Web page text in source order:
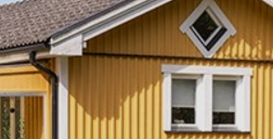
NYPRODUKTION
MAGASIN R.O.K
KONTAKTA OSS
GRATIS VÄRDERING